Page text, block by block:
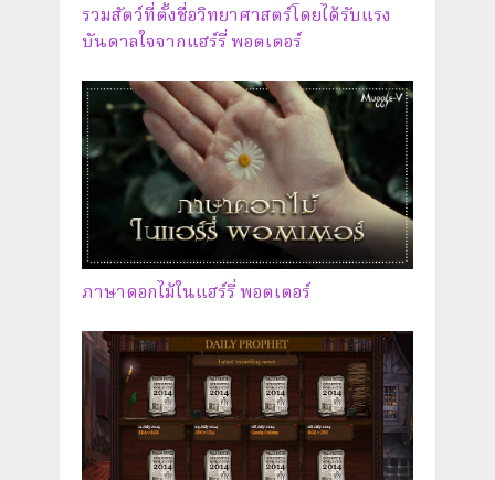
รวมสัตว์ที่ตั้งชื่อวิทยาศาสตร์โดยได้รับแรง
บันดาลใจจากแฮร์รี่ พอตเตอร์
ภาษาดอกไม้ในแฮร์รี่ พอตเตอร์